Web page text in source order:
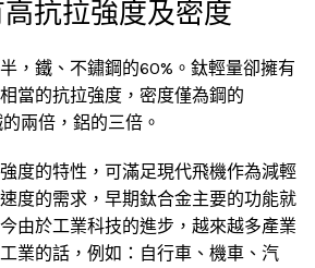
抗拉強度及密度
，鐵、不鏽鋼的60%。鈦輕量卻擁有
當的抗拉強度，密度僅為鋼的
兩倍，鋁的三倍。
度的特性，可滿足現代飛機作為減輕
度的需求，早期鈦合金主要的功能就
由於工業科技的進步，越來越多產業
業的話，例如：自行車、機車、汽